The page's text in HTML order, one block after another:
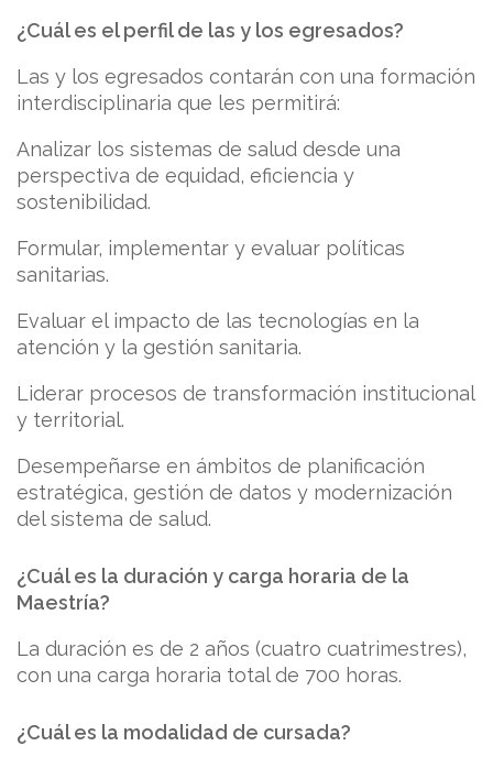
¿Cuál es el perfil de las y los egresados?
Las y los egresados contarán con una formación
interdisciplinaria que les permitirá:
Analizar los sistemas de salud desde una
perspectiva de equidad, eficiencia y
sostenibilidad.
Formular, implementar y evaluar políticas
sanitarias.
Evaluar el impacto de las tecnologías en la
atención y la gestión sanitaria.
Liderar procesos de transformación institucional
y territorial.
Desempeñarse en ámbitos de planificación
estratégica, gestión de datos y modernización
del sistema de salud.
¿Cuál es la duración y carga horaria de la
Maestría?
La duración es de 2 años (cuatro cuatrimestres),
con una carga horaria total de 700 horas.
¿Cuál es la modalidad de cursada?